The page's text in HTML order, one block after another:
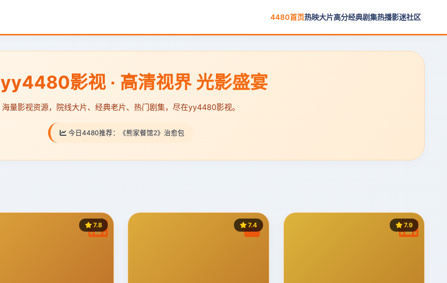
4480首页热映大片高分经典剧集热播影迷社区
yy4480影视 · 高清视界 光影盛宴
海量影视资源，院线大片、经典老片、热门剧集，尽在yy4480影视。
今日4480推荐： 《熊家餐馆2》治愈包
7.8 7.4 7.9